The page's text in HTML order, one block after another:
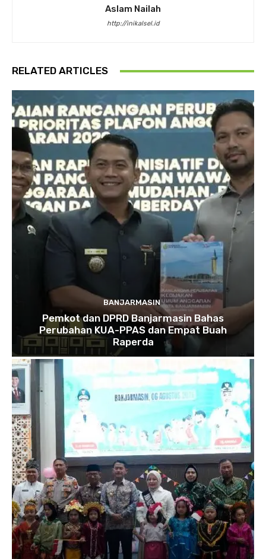
Aslam Nailah
http://inikalsel.id
RELATED ARTICLES
BANJARMASIN
Pemkot dan DPRD Banjarmasin Bahas
Perubahan KUA-PPAS dan Empat Buah
Raperda